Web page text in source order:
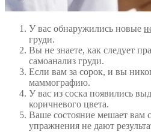
У вас обнаружились новые
груди.
Вы не знаете, как следует
самоанализ груди.
Если вам за сорок, и вы
маммографию.
У вас из соска появились
коричневого цвета.
Ваше состояние мешает вам
упражнения не дают